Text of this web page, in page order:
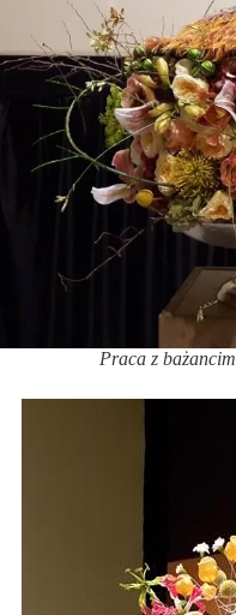
Praca z